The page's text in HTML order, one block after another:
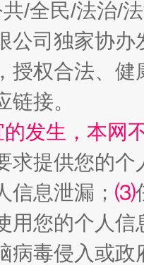
/全民/法治/
公司独家协
授权合法、
接。
的发生，本网
求提供您的个
信息泄漏； ⑶
用您的个人
病毒侵入或